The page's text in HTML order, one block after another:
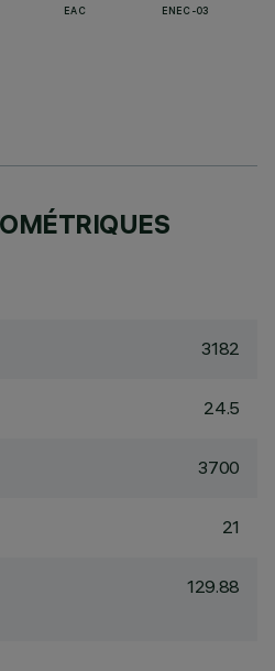
EAC ENEC-03
3182
24.5
3700
21
129.88